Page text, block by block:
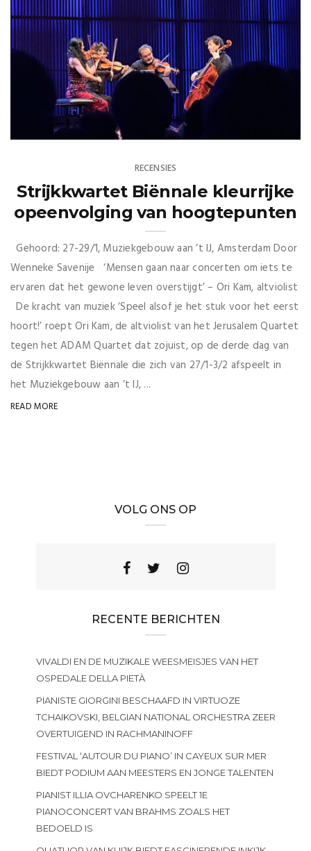
RECENSIES
Strijkkwartet Biënnale kleurrijke
opeenvolging van hoogtepunten
Gehoord: 27-29/1, Muziekgebouw aan ’t IJ, Amsterdam Door
Wenneke Savenije ‘Mensen gaan naar concerten om iets te
ervaren dat het gewone leven overstijgt’ – Ori Kam, altviolist
De kracht van muziek ‘Speel alsof je het stuk voor het eerst
hoort!’ roept Ori Kam, de altviolist van het Jerusalem Quartet
tegen het ADAM Quartet dat zojuist, op de derde dag van
de Strijkkwartet Biënnale die zich van 27/1-3/2 afspeelt in
het Muziekgebouw aan ’t IJ, ...
READ MORE
VOLG ONS OP
RECENTE BERICHTEN
VIVALDI EN DE MUZIKALE WEESMEISJES VAN HET
OSPEDALE DELLA PIETÀ
PIANISTE GIORGINI BESCHAAFD IN VIRTUOZE
TCHAIKOVSKI, BELGIAN NATIONAL ORCHESTRA ZEER
OVERTUIGEND IN RACHMANINOFF
FESTIVAL ‘AUTOUR DU PIANO’ IN CAYEUX SUR MER
BIEDT PODIUM AAN MEESTERS EN JONGE TALENTEN
PIANIST ILLIA OVCHARENKO SPEELT 1E
PIANOCONCERT VAN BRAHMS ZOALS HET
BEDOELD IS